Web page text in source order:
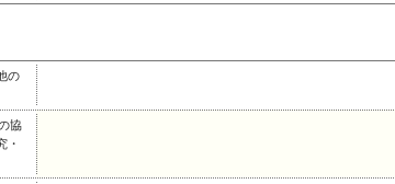
の
協
・